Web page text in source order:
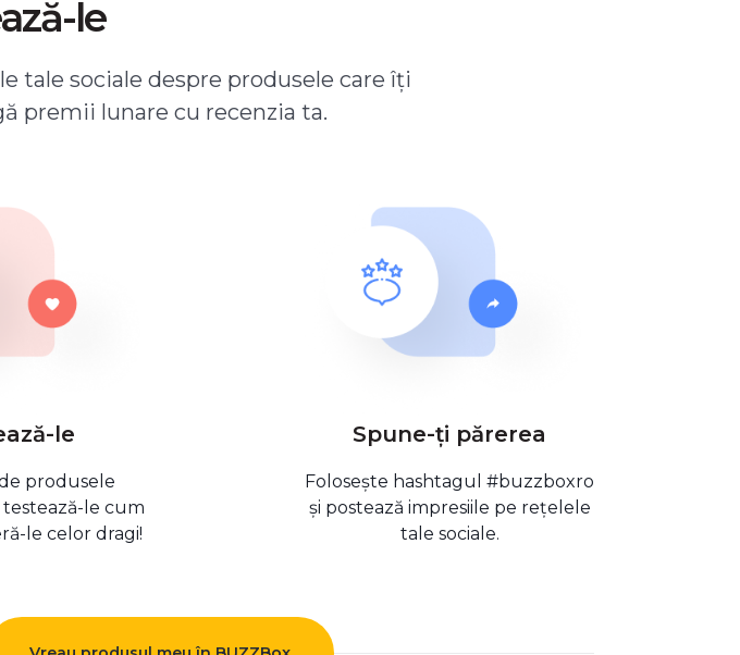
le
tale sociale despre produsele care îți
premii lunare cu recenzia ta.
le
produsele
le cum
le celor dragi!
Spune-ți părerea
Folosește hashtagul #buzzboxro
și postează impresiile pe rețelele
tale sociale.